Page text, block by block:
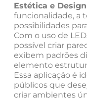
Estética e
funcionalidade, a
possibilidades
Com o uso de
possível criar
exibem padrões
elemento
Essa aplicação é
públicos que
criar ambientes